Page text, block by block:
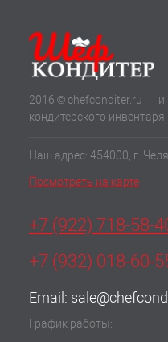
2016 © chefconditer.ru —
кондитерского инвентаря
Наш адрес: 454000, г.
Посмотреть на карте
+7 (922) 718-58-
+7 (932) 018-60-
Email:
График работы: